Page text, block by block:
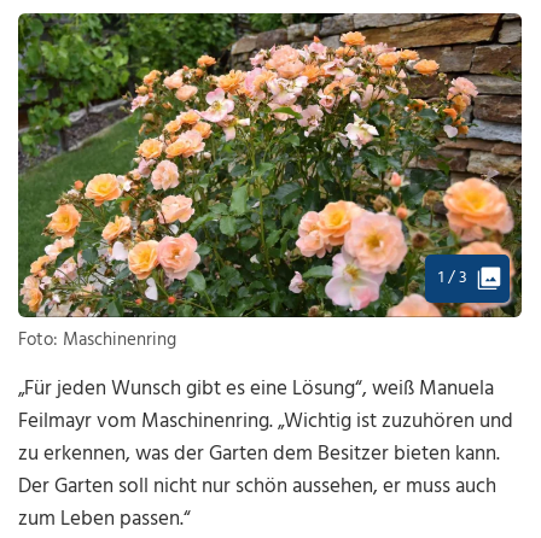
1 / 3
Foto: Maschinenring
„Für jeden Wunsch gibt es eine Lösung“, weiß Manuela
Feilmayr vom Maschinenring. „Wichtig ist zuzuhören und
zu erkennen, was der Garten dem Besitzer bieten kann.
Der Garten soll nicht nur schön aussehen, er muss auch
zum Leben passen.“